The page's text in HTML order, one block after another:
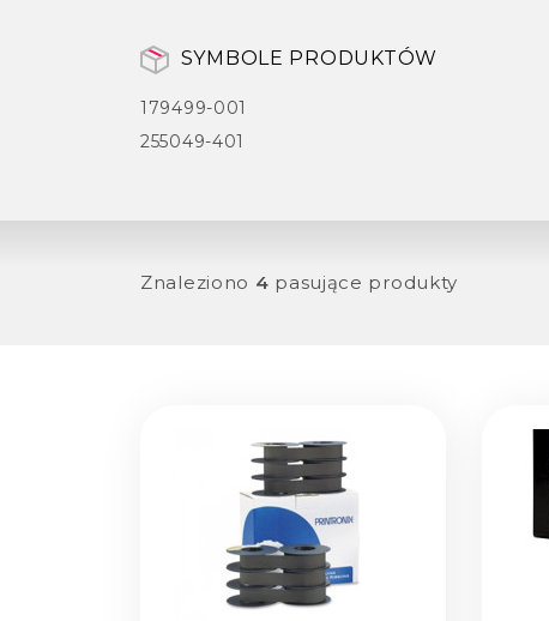
SYMBOLE PRODUKTÓW
179499-001
255049-401
Znaleziono 4 pasujące produkty